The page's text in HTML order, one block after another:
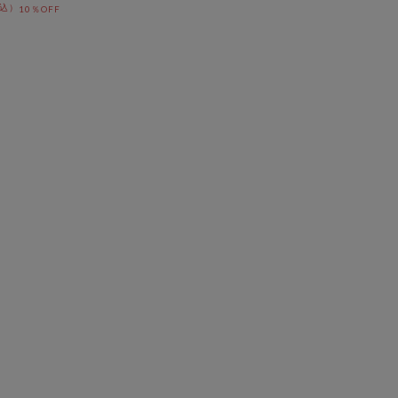
10％OFF